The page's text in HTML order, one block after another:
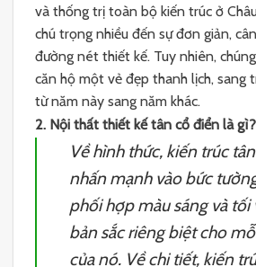
và thống trị toàn bộ kiến trúc ở
chú trọng nhiều đến sự đơn giản,
đường nét thiết kế. Tuy nhiên,
căn hộ một vẻ đẹp thanh lịch, sang
từ năm này sang năm khác.
2. Nội thất thiết kế tân cổ điển là gì?
Về hình thức, kiến ​​trúc
nhấn mạnh vào bức
phối hợp màu sáng và tối
bản sắc riêng biệt cho
của nó. Về chi tiết, kiến